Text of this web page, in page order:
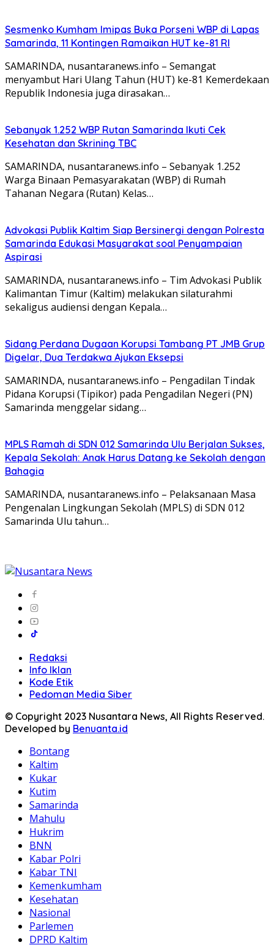
Sesmenko Kumham Imipas Buka Porseni WBP di Lapas
Samarinda, 11 Kontingen Ramaikan HUT ke-81 RI
SAMARINDA, nusantaranews.info – Semangat
menyambut Hari Ulang Tahun (HUT) ke-81 Kemerdekaan
Republik Indonesia juga dirasakan…
Sebanyak 1.252 WBP Rutan Samarinda Ikuti Cek
Kesehatan dan Skrining TBC
SAMARINDA, nusantaranews.info – Sebanyak 1.252
Warga Binaan Pemasyarakatan (WBP) di Rumah
Tahanan Negara (Rutan) Kelas…
Advokasi Publik Kaltim Siap Bersinergi dengan Polresta
Samarinda Edukasi Masyarakat soal Penyampaian
Aspirasi
SAMARINDA, nusantaranews.info – Tim Advokasi Publik
Kalimantan Timur (Kaltim) melakukan silaturahmi
sekaligus audiensi dengan Kepala…
Sidang Perdana Dugaan Korupsi Tambang PT JMB Grup
Digelar, Dua Terdakwa Ajukan Eksepsi
SAMARINDA, nusantaranews.info – Pengadilan Tindak
Pidana Korupsi (Tipikor) pada Pengadilan Negeri (PN)
Samarinda menggelar sidang…
MPLS Ramah di SDN 012 Samarinda Ulu Berjalan Sukses,
Kepala Sekolah: Anak Harus Datang ke Sekolah dengan
Bahagia
SAMARINDA, nusantaranews.info – Pelaksanaan Masa
Pengenalan Lingkungan Sekolah (MPLS) di SDN 012
Samarinda Ulu tahun…
Redaksi
Info Iklan
Kode Etik
Pedoman Media Siber
© Copyright 2023 Nusantara News, All Rights Reserved.
Developed by Benuanta.id
Bontang
Kaltim
Kukar
Kutim
Samarinda
Mahulu
Hukrim
BNN
Kabar Polri
Kabar TNI
Kemenkumham
Kesehatan
Nasional
Parlemen
DPRD Kaltim